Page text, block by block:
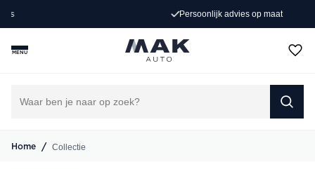
Persoonlijk advies op maat
MENU
Home / Collectie